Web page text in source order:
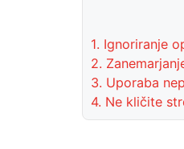
1. Ignoriranje
2.
3. Uporaba
4. Ne kličite